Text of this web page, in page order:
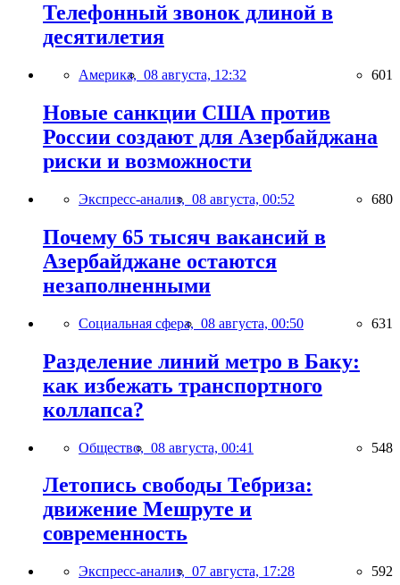
Телефонный звонок длиной в
десятилетия
Америка, 08 августа, 12:32 601
Новые санкции США против
России создают для Азербайджана
риски и возможности
Экспресс-анализ, 08 августа, 00:52 680
Почему 65 тысяч вакансий в
Азербайджане остаются
незаполненными
Социальная сфера, 08 августа, 00:50 631
Разделение линий метро в Баку:
как избежать транспортного
коллапса?
Общество, 08 августа, 00:41 548
Летопись свободы Тебриза:
движение Мешруте и
современность
Экспресс-анализ, 07 августа, 17:28 592